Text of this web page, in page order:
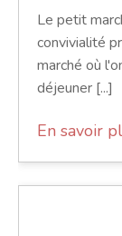
Le petit
convivialité
marché où
déjeuner [...]
En savoir